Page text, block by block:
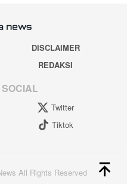
DISCLAIMER
REDAKSI
Twitter
Tiktok
All Rights Reserved